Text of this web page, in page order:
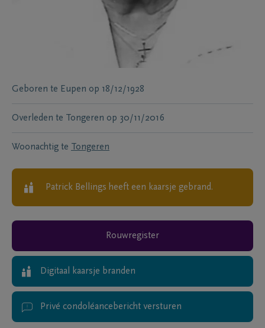
Geboren te Eupen op 18/12/1928
Overleden te Tongeren op 30/11/2016
Woonachtig te Tongeren
Patrick Bellings heeft een kaarsje gebrand.
Rouwregister
Digitaal kaarsje branden
Privé condoléancebericht versturen